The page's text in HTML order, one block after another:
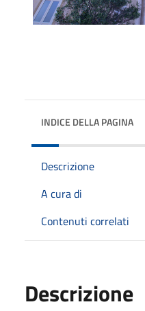
INDICE DELLA PAGINA
Descrizione
A cura di
Contenuti correlati
Descrizione